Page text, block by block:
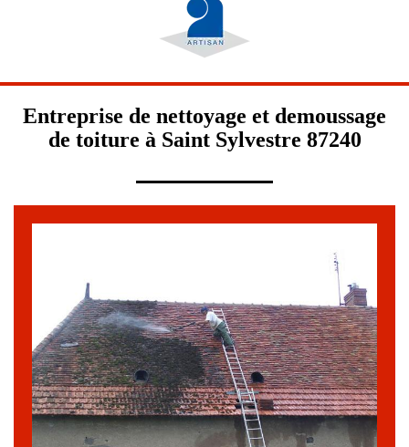
Entreprise de nettoyage et demoussage
de toiture à Saint Sylvestre 87240